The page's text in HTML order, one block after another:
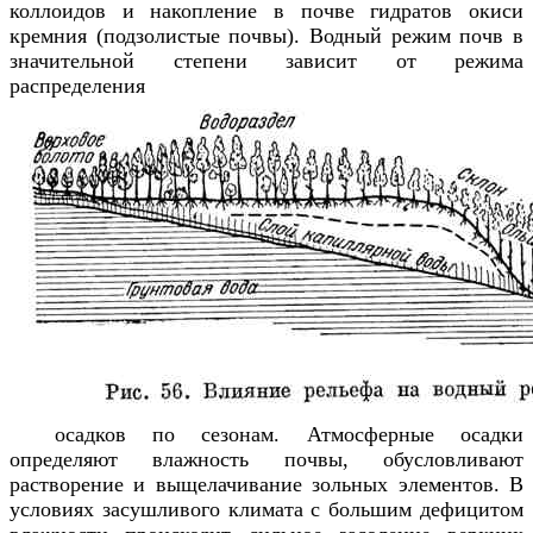
коллоидов и накопление в почве гидратов окиси
кремния (подзолистые почвы). Водный режим почв в
значительной степени зависит от режима
распределения
осадков по сезонам. Атмосферные осадки
определяют влажность почвы, обусловливают
растворение и выщелачивание зольных элементов. В
условиях засушливого климата с большим дефицитом